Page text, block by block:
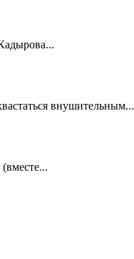
внушительным...